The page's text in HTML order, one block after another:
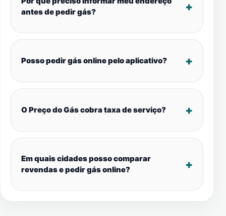
antes de pedir gás?
Posso pedir gás online pelo aplicativo?
O Preço do Gás cobra taxa de serviço?
Em quais cidades posso comparar
revendas e pedir gás online?